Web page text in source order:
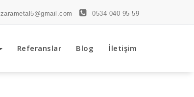
zarametal5@gmail.com 0534 040 95 59
Referanslar Blog İletişim